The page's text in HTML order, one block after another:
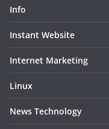
Info
Instant Website
Internet Marketing
Linux
News Technology